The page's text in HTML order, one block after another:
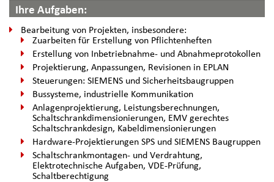
Ihre Aufgaben:
Bearbeitung von Projekten, insbesondere:
Zuarbeiten für Erstellung von Pflichtenheften
Erstellung von Inbetriebnahme- und Abnahmeprotokollen
Projektierung, Anpassungen, Revisionen in EPLAN
Steuerungen: SIEMENS und Sicherheitsbaugruppen
Bussysteme, industrielle Kommunikation
Anlagenprojektierung, Leistungsberechnungen,
Schaltschrankdimensionierungen, EMV gerechtes
Schaltschrankdesign, Kabeldimensionierungen
Hardware-Projektierungen SPS und SIEMENS Baugruppen
Schaltschrankmontagen- und Verdrahtung,
Elektrotechnische Aufgaben, VDE-Prüfung,
Schaltberechtigung